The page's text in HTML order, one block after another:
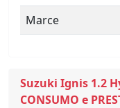
Marce
Suzuki Ignis 1.2
CONSUMO e